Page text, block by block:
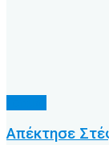
Απέκτησε